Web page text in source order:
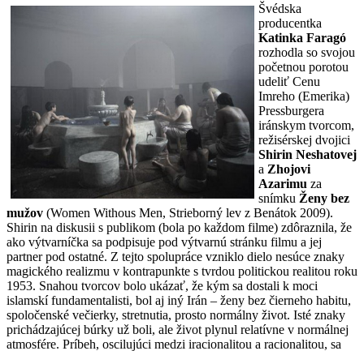
Švédska
producentka
Katinka Faragó
rozhodla so svojou
početnou porotou
udeliť Cenu
Imreho (Emerika)
Pressburgera
iránskym tvorcom,
režisérskej dvojici
Shirin Neshatovej
a Zhojovi
Azarimu za
snímku Ženy bez
mužov (Women Withous Men, Strieborný lev z Benátok 2009).
Shirin na diskusii s publikom (bola po každom filme) zdôraznila, že
ako výtvarníčka sa podpisuje pod výtvarnú stránku filmu a jej
partner pod ostatné. Z tejto spolupráce vzniklo dielo nesúce znaky
magického realizmu v kontrapunkte s tvrdou politickou realitou roku
1953. Snahou tvorcov bolo ukázať, že kým sa dostali k moci
islamskí fundamentalisti, bol aj iný Irán – ženy bez čierneho habitu,
spoločenské večierky, stretnutia, prosto normálny život. Isté znaky
prichádzajúcej búrky už boli, ale život plynul relatívne v normálnej
atmosfére. Príbeh, oscilujúci medzi iracionalitou a racionalitou, sa